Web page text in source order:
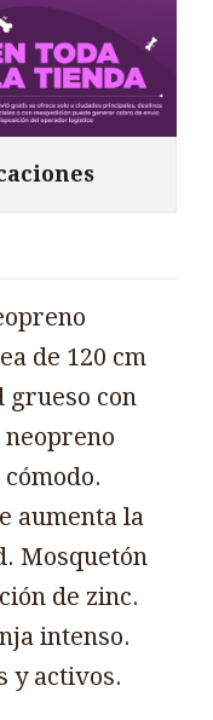
de 120 cm
grueso con
aumenta la
Mosquetón
de zinc.
intenso.
y activos.